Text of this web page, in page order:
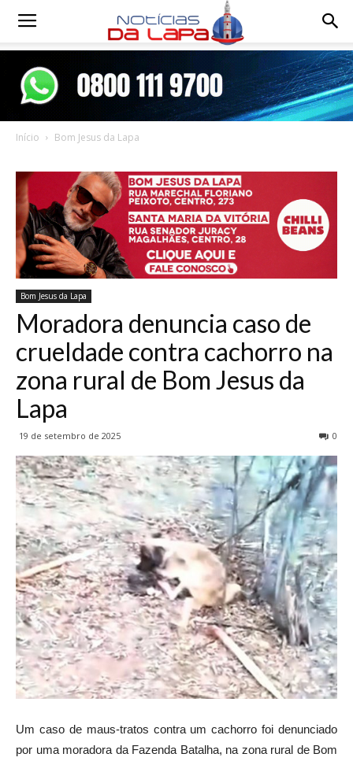
Notícias
Início Bom Jesus da Lapa
Bom Jesus da Lapa
Moradora denuncia caso de
crueldade contra cachorro na
zona rural de Bom Jesus da
Lapa
19 de setembro de 2025 0
Um caso de maus-tratos contra um cachorro foi denunciado
por uma moradora da Fazenda Batalha, na zona rural de Bom